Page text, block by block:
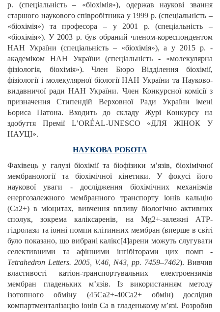
р. (спеціальність – «біохімія»), одержав наукові звання
старшого наукового співробітника у 1999 р. (спеціальність –
«біохімія») та професора – у 2001 р. (спеціальність –
«біохімія»). У 2003 р. був обраний членом-кореспондентом
НАН України (спеціальність – «біохімія»), а у 2015 р. -
академіком НАН України (спеціальність - «молекулярна
фізіологія, біохімія»). Член Бюро Відділення біохімії,
фізіології і молекулярної біології НАН України та Науково-
видавничої ради НАН України. Член Конкурсної комісії з
призначення Стипендій Верховної Ради України імені
Бориса Патона. Входить до складу Журі Конкурсу на
здобуття Премії L’ORÉAL-UNESCO «ДЛЯ ЖІНОК У
НАУЦІ».
НАУКОВА РОБОТА
Фахівець у галузі біохімії та біофізики м’язів, біохімічної
мембранології та біохімічної кінетики. У фокусі його
наукової уваги - дослідження біохімічних механізмів
енергозалежного мембранного транспорту іонів кальцію
(Ca2+) в міоцитах, вивчення впливу біологічно активних
сполук, зокрема каліксаренів, на Mg2+-залежні АТР-
гідролази та іонні помпи клітинних мембран (вперше в світі
було показано, що вибрані калікс[4]арени можуть слугувати
селективними та афінними інгібіторами цих помп -
Tetrahedron Letters. 2005, V.46, N43, pp. 7459–7462). Вивчив
властивості катіон-транспортувальних електроензимів
мембран гладеньких м’язів. Із використанням методу
ізотопного обміну (45Са2+-40Са2+ обмін) дослідив
компартменталізацію іонів Са в гладенькому м’язі. Розробив